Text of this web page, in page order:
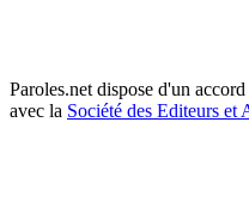
Paroles.net dispose d'un
avec la Société des Editeurs et